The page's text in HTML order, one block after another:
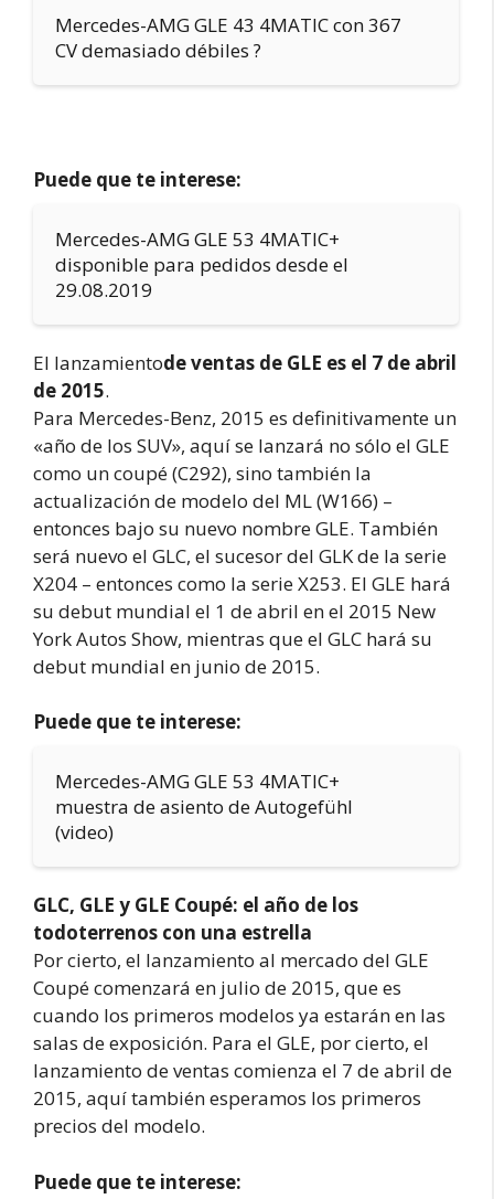
Mercedes-AMG GLE 43 4MATIC con 367
CV demasiado débiles ?
Puede que te interese:
Mercedes-AMG GLE 53 4MATIC+
disponible para pedidos desde el
29.08.2019
El lanzamientode ventas de GLE es el 7 de abril
de 2015.
Para Mercedes-Benz, 2015 es definitivamente un
«año de los SUV», aquí se lanzará no sólo el GLE
como un coupé (C292), sino también la
actualización de modelo del ML (W166) –
entonces bajo su nuevo nombre GLE. También
será nuevo el GLC, el sucesor del GLK de la serie
X204 – entonces como la serie X253. El GLE hará
su debut mundial el 1 de abril en el 2015 New
York Autos Show, mientras que el GLC hará su
debut mundial en junio de 2015.
Puede que te interese:
Mercedes-AMG GLE 53 4MATIC+
muestra de asiento de Autogefühl
(video)
GLC, GLE y GLE Coupé: el año de los
todoterrenos con una estrella
Por cierto, el lanzamiento al mercado del GLE
Coupé comenzará en julio de 2015, que es
cuando los primeros modelos ya estarán en las
salas de exposición. Para el GLE, por cierto, el
lanzamiento de ventas comienza el 7 de abril de
2015, aquí también esperamos los primeros
precios del modelo.
Puede que te interese: